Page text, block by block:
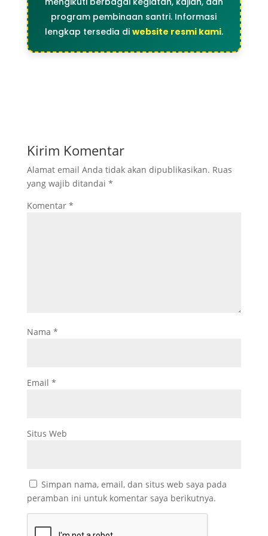
program pembinaan santri. Informasi
lengkap tersedia di website resmi kami.
Kirim Komentar
Alamat email Anda tidak akan dipublikasikan. Ruas
yang wajib ditandai *
Komentar *
Nama *
Email *
Situs Web
Simpan nama, email, dan situs web saya pada
peramban ini untuk komentar saya berikutnya.